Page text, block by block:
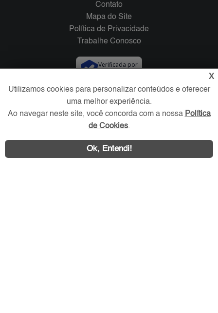
Contato
Mapa do Site
Política de Privacidade
Trabalhe Conosco
Verificada por
Redes Sociais
X
Utilizamos cookies para personalizar conteúdos e oferecer
uma melhor experiência.
Ao navegar neste site, você concorda com a nossa Política
de Cookies.
Ok, Entendi!